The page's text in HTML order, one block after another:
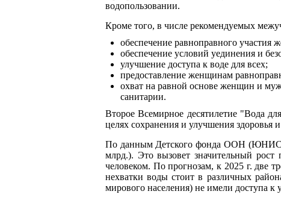
водопользовании.
Кроме того, в числе рекомендуемых
обеспечение равноправного
обеспечение условий уединения и
улучшение доступа к воде для всех;
предоставление женщинам
охват на равной основе женщин и
санитарии.
Второе Всемирное десятилетие "Вода
целях сохранения и улучшения здоровья
По данным Детского фонда ООН
млрд.). Это вызовет значительный
человеком. По прогнозам, к 2025 г. две
нехватки воды стоит в различных
мирового населения) не имели доступа